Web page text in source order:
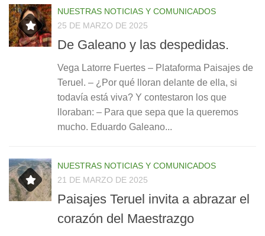
NUESTRAS NOTICIAS Y COMUNICADOS
25 DE MARZO DE 2025
De Galeano y las despedidas.
Vega Latorre Fuertes – Plataforma Paisajes de
Teruel. – ¿Por qué lloran delante de ella, si
todavía está viva? Y contestaron los que
lloraban: – Para que sepa que la queremos
mucho. Eduardo Galeano...
NUESTRAS NOTICIAS Y COMUNICADOS
21 DE MARZO DE 2025
Paisajes Teruel invita a abrazar el
corazón del Maestrazgo